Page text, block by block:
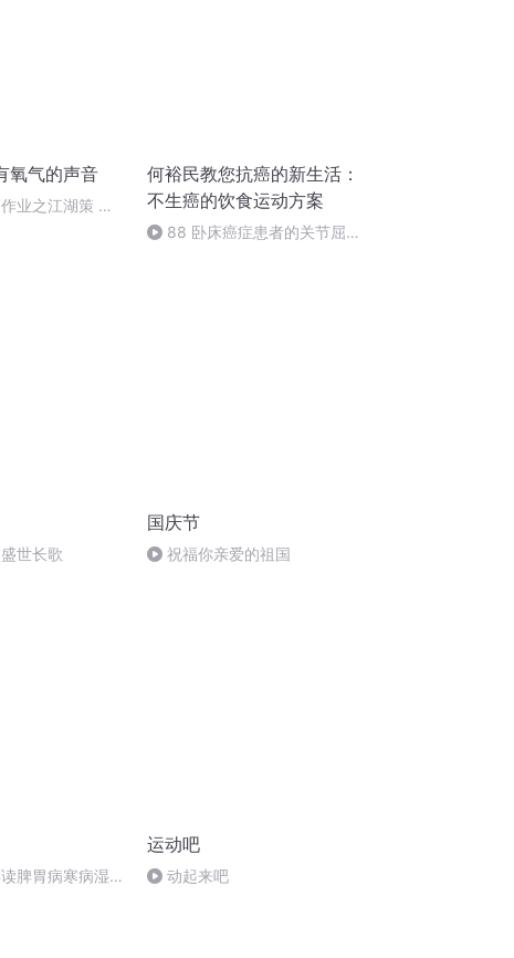
氧气的声音
业之江湖策 模
何裕民教您抗癌的新生活：
不生癌的饮食运动方案
88 卧床癌症患者的关节屈伸
世长歌
国庆节
祝福你亲爱的祖国
脾胃病寒病湿病
运动吧
动起来吧